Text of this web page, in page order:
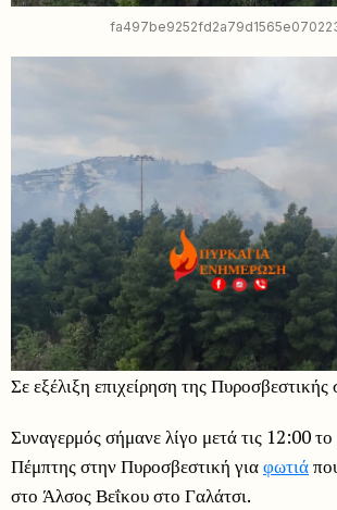
Σε εξέλιξη επιχείρηση της Πυροσβεστικής
Συναγερμός σήμανε λίγο μετά τις 12:00 το
Πέμπτης στην Πυροσβεστική γιαφωτιά
στο Άλσος Βεΐκου στο Γαλάτσι.